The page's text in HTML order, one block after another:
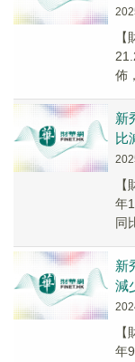
佈
新
比
年
同
新
減
年